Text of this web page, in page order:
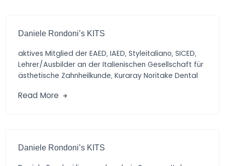
Daniele Rondoni’s KITS
aktives Mitglied der EAED, IAED, Styleitaliano, SICED,
Lehrer/Ausbilder an der Italienischen Gesellschaft für
ästhetische Zahnheilkunde, Kuraray Noritake Dental
Read More
Daniele Rondoni’s KITS